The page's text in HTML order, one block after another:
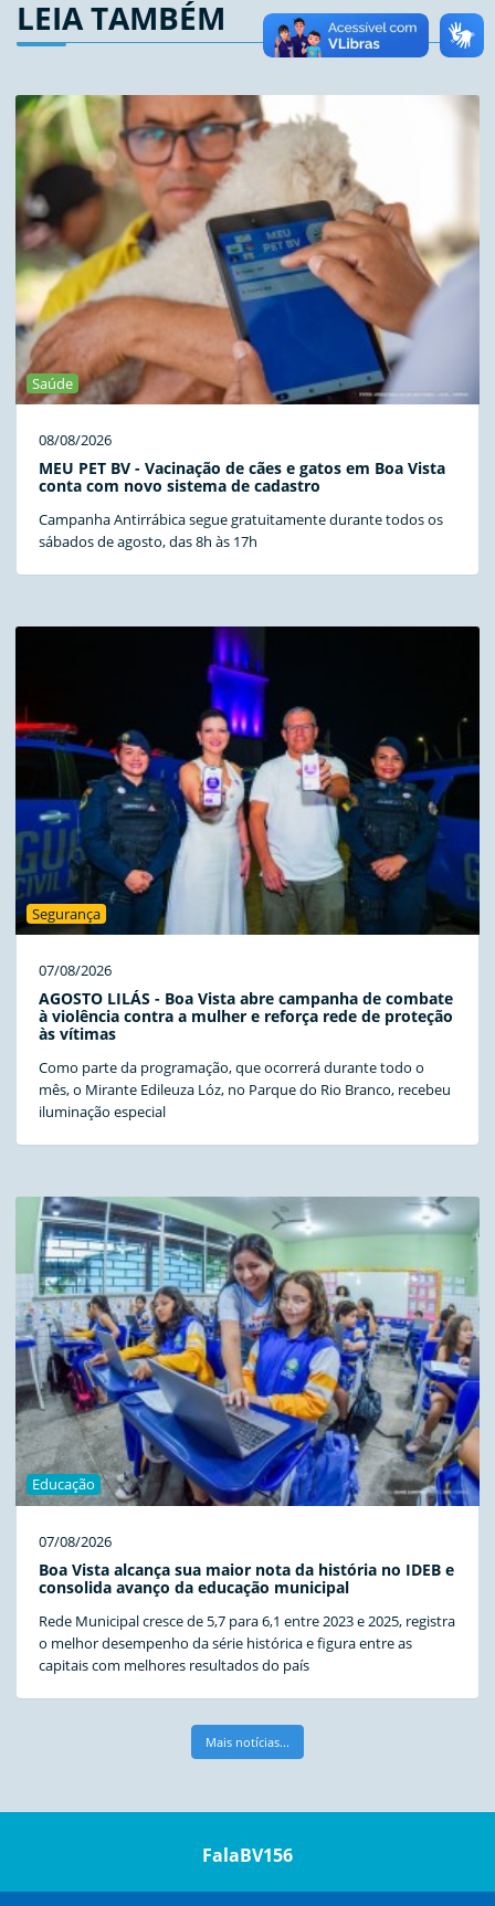
LEIA TAMBÉM
Saúde
08/08/2026
MEU PET BV - Vacinação de cães e gatos em Boa Vista
conta com novo sistema de cadastro
Campanha Antirrábica segue gratuitamente durante todos os
sábados de agosto, das 8h às 17h
Segurança
07/08/2026
AGOSTO LILÁS - Boa Vista abre campanha de combate
à violência contra a mulher e reforça rede de proteção
às vítimas
Como parte da programação, que ocorrerá durante todo o
mês, o Mirante Edileuza Lóz, no Parque do Rio Branco, recebeu
iluminação especial
Educação
07/08/2026
Boa Vista alcança sua maior nota da história no IDEB e
consolida avanço da educação municipal
Rede Municipal cresce de 5,7 para 6,1 entre 2023 e 2025, registra
o melhor desempenho da série histórica e figura entre as
capitais com melhores resultados do país
Mais notícias...
FalaBV156